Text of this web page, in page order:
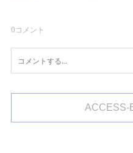
0コメント
ACCESS-